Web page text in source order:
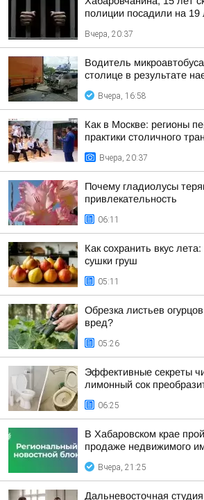
полиции посадили на 19
Вчера, 20:37
Водитель
столице в результате
Вчера, 16:58
Как в Москве: регионы
практики столичного
Вчера, 20:37
Почему гладиолусы
привлекательность
06:11
Как сохранить вкус
сушки груш
05:11
Обрезка листьев
вред?
05:26
Эффективные секреты
лимонный сок
06:25
В Хабаровском крае
продаже недвижимого
Вчера, 21:25
Дальневосточная